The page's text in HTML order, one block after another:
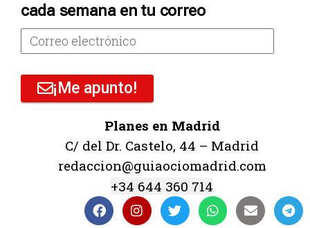
cada semana en tu correo
¡Me apunto!
Planes en Madrid
C/ del Dr. Castelo, 44 – Madrid
redaccion@guiaociomadrid.com
+34 644 360 714